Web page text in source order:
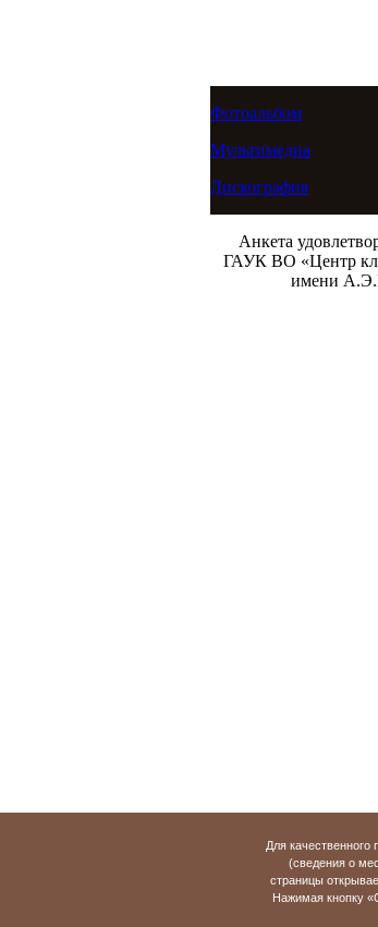
Фотоальбом
Мультимедиа
Дискография
Анкета
ГАУК ВО «Центр
имени
Для
(сведения о
страницы
Нажимая кнопку